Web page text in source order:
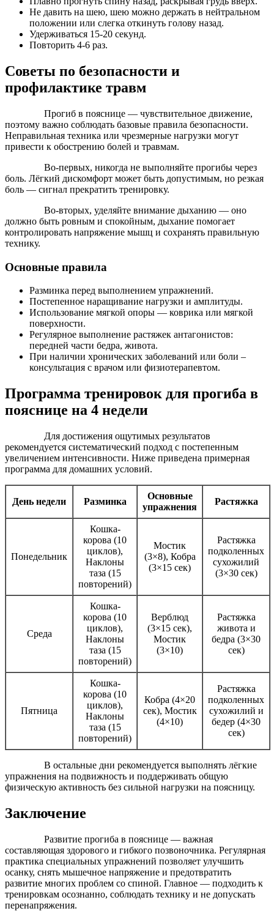
Не давить на шею, шею можно держать в нейтральном
положении или слегка откинуть голову назад.
Удерживаться 15-20 секунд.
Повторить 4-6 раз.
Советы по безопасности и
профилактике травм
Прогиб в пояснице — чувствительное движение,
поэтому важно соблюдать базовые правила безопасности.
Неправильная техника или чрезмерные нагрузки могут
привести к обострению болей и травмам.
Во-первых, никогда не выполняйте прогибы через
боль. Лёгкий дискомфорт может быть допустимым, но резкая
боль — сигнал прекратить тренировку.
Во-вторых, уделяйте внимание дыханию — оно
должно быть ровным и спокойным, дыхание помогает
контролировать напряжение мышц и сохранять правильную
технику.
Основные правила
Разминка перед выполнением упражнений.
Постепенное наращивание нагрузки и амплитуды.
Использование мягкой опоры — коврика или мягкой
поверхности.
Регулярное выполнение растяжек антагонистов:
передней части бедра, живота.
При наличии хронических заболеваний или боли –
консультация с врачом или физиотерапевтом.
Программа тренировок для прогиба в
пояснице на 4 недели
Для достижения ощутимых результатов
рекомендуется систематический подход с постепенным
увеличением интенсивности. Ниже приведена примерная
программа для домашних условий.
День недели Разминка
Основные
упражнения
Растяжка
Понедельник
Кошка-
корова (10
циклов),
Наклоны
таза (15
повторений)
Мостик
(3×8), Кобра
(3×15 сек)
Растяжка
подколенных
сухожилий
(3×30 сек)
Среда
Кошка-
корова (10
циклов),
Наклоны
таза (15
повторений)
Верблюд
(3×15 сек),
Мостик
(3×10)
Растяжка
живота и
бедра (3×30
сек)
Пятница
Кошка-
корова (10
циклов),
Наклоны
таза (15
повторений)
Кобра (4×20
сек), Мостик
(4×10)
Растяжка
подколенных
сухожилий и
бедер (4×30
сек)
В остальные дни рекомендуется выполнять лёгкие
упражнения на подвижность и поддерживать общую
физическую активность без сильной нагрузки на поясницу.
Заключение
Развитие прогиба в пояснице — важная
составляющая здорового и гибкого позвоночника. Регулярная
практика специальных упражнений позволяет улучшить
осанку, снять мышечное напряжение и предотвратить
развитие многих проблем со спиной. Главное — подходить к
тренировкам осознанно, соблюдать технику и не допускать
перенапряжения.